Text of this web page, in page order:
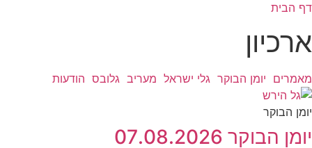
דף הבית
ארכיון
מאמרים יומן הבוקר גלי ישראל מעריב גלובס הודעות
יומן הבוקר
יומן הבוקר 07.08.2026